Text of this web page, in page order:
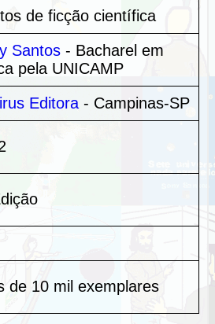
de ficção científica
Santos - Bacharel em
pela UNICAMP
Editora - Campinas-SP
de 10 mil exemplares